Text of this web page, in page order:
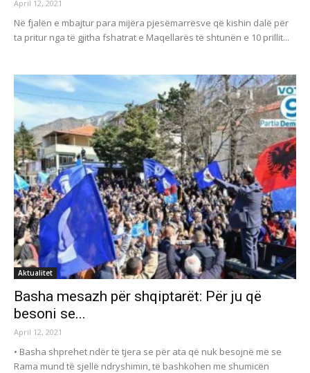
April 12, 2021
Në fjalën e mbajtur para mijëra pjesëmarrësve që kishin dalë për
ta pritur nga të gjitha fshatrat e Maqellarës të shtunën e 10 prillit...
Aktualitet
Basha mesazh për shqiptarët: Për ju që
besoni se...
April 12, 2021
• Basha shprehet ndër të tjera se për ata që nuk besojnë më se
Rama mund të sjellë ndryshimin, të bashkohen me shumicën